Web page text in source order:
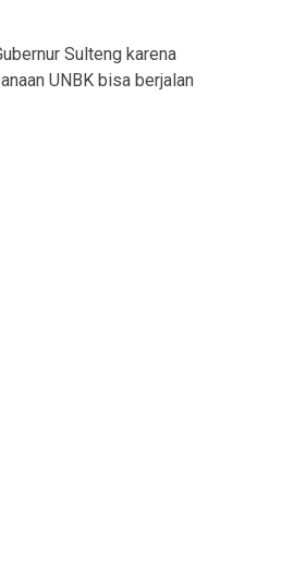
Sulteng karena
UNBK bisa berjalan